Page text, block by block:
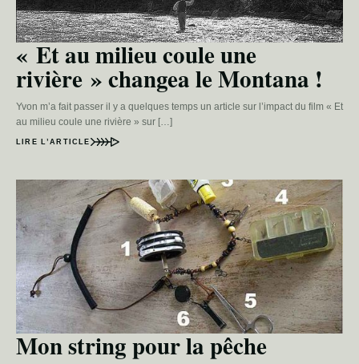
« Et au milieu coule une
rivière » changea le Montana !
Yvon m’a fait passer il y a quelques temps un article sur l’impact du film « Et
au milieu coule une rivière » sur […]
LIRE L’ARTICLE
Mon string pour la pêche